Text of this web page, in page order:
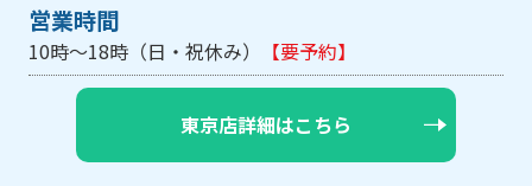
営業時間
10時～18時（日・祝休み/土曜は不定休）
大阪店詳細はこちら